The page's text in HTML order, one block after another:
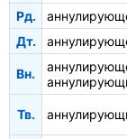
Рд.
Дт.
Вн.
Тв.